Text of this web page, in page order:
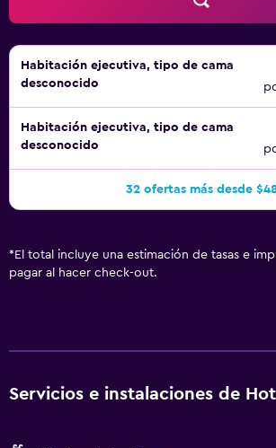
Habitación ejecutiva, tipo de cama
desconocido
Habitación ejecutiva, tipo de cama
desconocido
32 ofertas más desde
* El total incluye una estimación de tasas e
pagar al hacer check-out.
Servicios e instalaciones de